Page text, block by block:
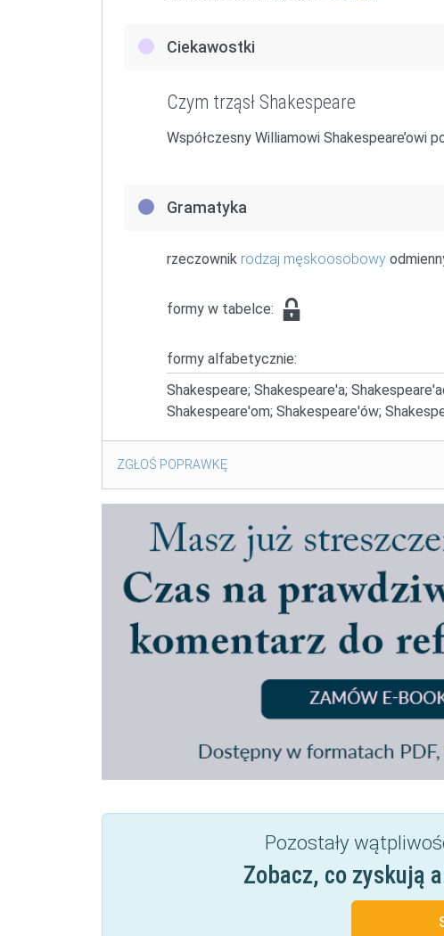
Ciekawostki
Czym trząsł Shakespeare
Współczesny Williamowi Shakespeare’owi
Gramatyka
rzeczownik rodzaj męskoosobowy
formy w tabelce:
formy alfabetycznie:
Shakespeare; Shakespeare'a;
Shakespeare'om; Shakespeare'ów;
ZGŁOŚ POPRAWKĘ
Pozostały
Zobacz, co zyskują